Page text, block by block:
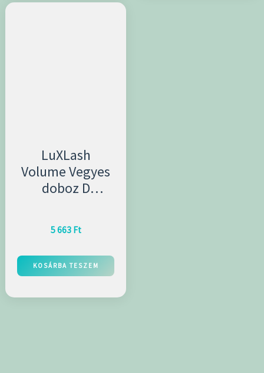
LuXLash
Volume Vegyes
doboz D
5 663 Ft
KOSÁRBA TESZEM